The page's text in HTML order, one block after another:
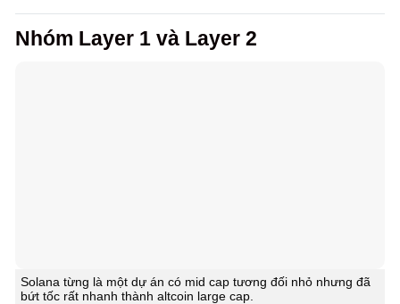
Nhóm Layer 1 và Layer 2
Solana từng là một dự án có mid cap tương đối nhỏ nhưng đã
bứt tốc rất nhanh thành altcoin large cap.